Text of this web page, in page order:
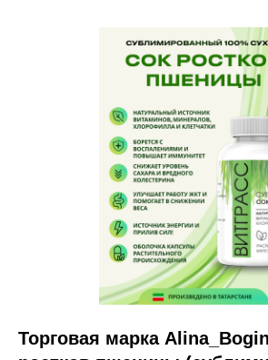
Торговая марка